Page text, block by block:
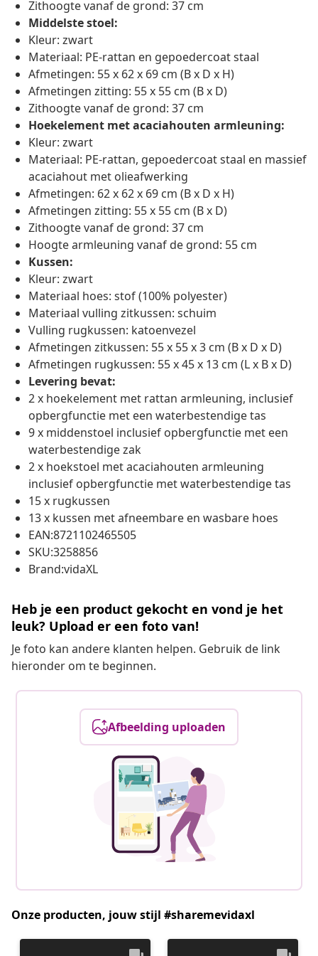
Zithoogte vanaf de grond: 37 cm
Middelste stoel:
Kleur: zwart
Materiaal: PE-rattan en gepoedercoat staal
Afmetingen: 55 x 62 x 69 cm (B x D x H)
Afmetingen zitting: 55 x 55 cm (B x D)
Zithoogte vanaf de grond: 37 cm
Hoekelement met acaciahouten armleuning:
Kleur: zwart
Materiaal: PE-rattan, gepoedercoat staal en massief
acaciahout met olieafwerking
Afmetingen: 62 x 62 x 69 cm (B x D x H)
Afmetingen zitting: 55 x 55 cm (B x D)
Zithoogte vanaf de grond: 37 cm
Hoogte armleuning vanaf de grond: 55 cm
Kussen:
Kleur: zwart
Materiaal hoes: stof (100% polyester)
Materiaal vulling zitkussen: schuim
Vulling rugkussen: katoenvezel
Afmetingen zitkussen: 55 x 55 x 3 cm (B x D x D)
Afmetingen rugkussen: 55 x 45 x 13 cm (L x B x D)
Levering bevat:
2 x hoekelement met rattan armleuning, inclusief
opbergfunctie met een waterbestendige tas
9 x middenstoel inclusief opbergfunctie met een
waterbestendige zak
2 x hoekstoel met acaciahouten armleuning
inclusief opbergfunctie met waterbestendige tas
15 x rugkussen
13 x kussen met afneembare en wasbare hoes
EAN:8721102465505
SKU:3258856
Brand:vidaXL
Heb je een product gekocht en vond je het
leuk? Upload er een foto van!
Je foto kan andere klanten helpen. Gebruik de link
hieronder om te beginnen.
Afbeelding uploaden
Onze producten, jouw stijl #sharemevidaxl